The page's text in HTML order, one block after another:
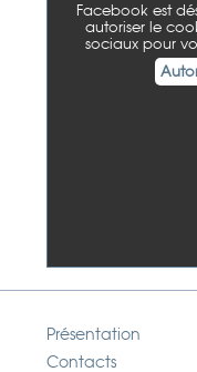
Facebook est
autoriser le
sociaux pour
Présentation
Contacts